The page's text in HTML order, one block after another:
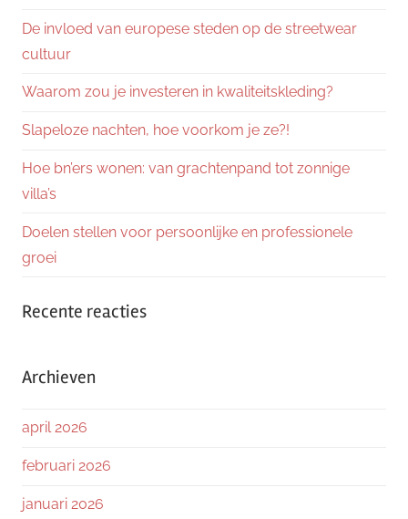
De invloed van europese steden op de streetwear
cultuur
Waarom zou je investeren in kwaliteitskleding?
Slapeloze nachten, hoe voorkom je ze?!
Hoe bn’ers wonen: van grachtenpand tot zonnige
villa’s
Doelen stellen voor persoonlijke en professionele
groei
Recente reacties
Archieven
april 2026
februari 2026
januari 2026